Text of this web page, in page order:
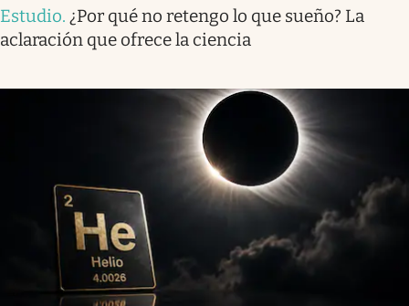
Estudio. ¿Por qué no retengo lo que sueño? La
aclaración que ofrece la ciencia